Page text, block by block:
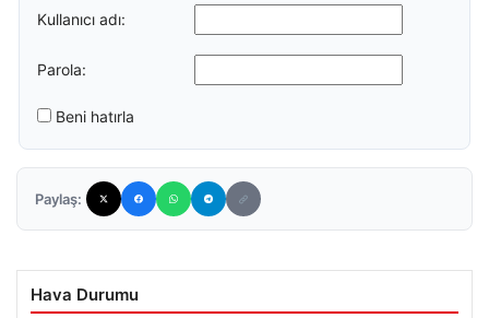
Kullanıcı adı:
Parola:
Beni hatırla
Paylaş:
Hava Durumu